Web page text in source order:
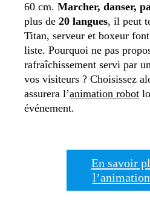
60 cm. Marcher, danser,
plus de 20 langues, il peut
Titan, serveur et boxeur
liste. Pourquoi ne pas
rafraîchissement servi par
vos visiteurs ? Choisissez
assurera l’animation robot
événement.
En savoir